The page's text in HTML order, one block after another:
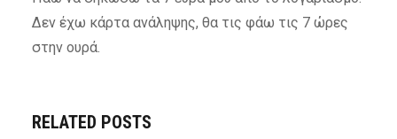
Δεν έχω κάρτα ανάληψης, θα τις φάω τις 7 ώρες
στην ουρά.
RELATED POSTS